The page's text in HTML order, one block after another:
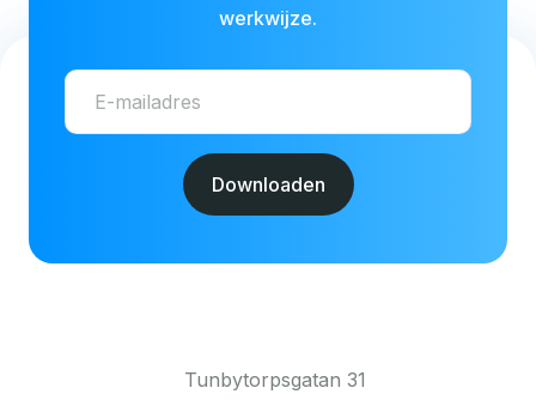
werkwijze.
Tunbytorpsgatan 31